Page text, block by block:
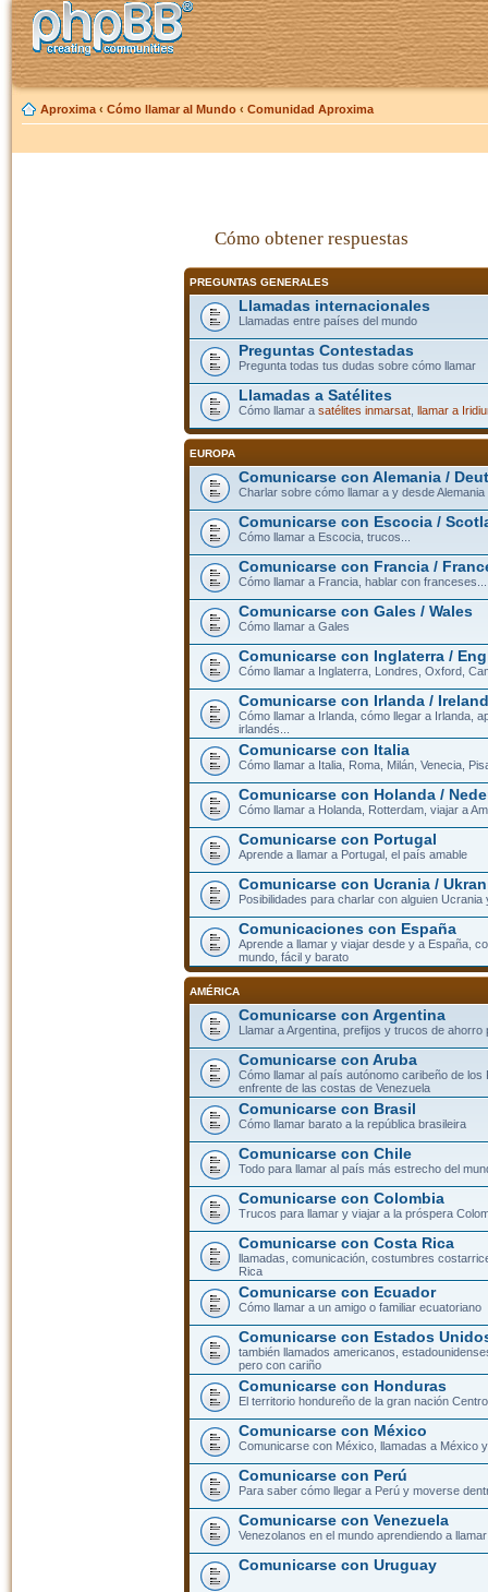
Aproxima ‹ Cómo llamar al Mundo ‹ Comunidad Aproxima
Cómo obtener respuestas
PREGUNTAS GENERALES
Llamadas internacionales
Llamadas entre países del mundo
Preguntas Contestadas
Pregunta todas tus dudas sobre cómo llamar
Llamadas a Satélites
Cómo llamar a satélites inmarsat, llamar a
EUROPA
Comunicarse con Alemania /
Charlar sobre cómo llamar a y desde Alemania
Comunicarse con Escocia /
Cómo llamar a Escocia, trucos...
Comunicarse con Francia /
Cómo llamar a Francia, hablar con franceses...
Comunicarse con Gales / Wales
Cómo llamar a Gales
Comunicarse con Inglaterra /
Cómo llamar a Inglaterra, Londres, Oxford,
Comunicarse con Irlanda / Ireland
Cómo llamar a Irlanda, cómo llegar a Irlanda,
irlandés...
Comunicarse con Italia
Cómo llamar a Italia, Roma, Milán, Venecia,
Comunicarse con Holanda /
Cómo llamar a Holanda, Rotterdam, viajar a
Comunicarse con Portugal
Aprende a llamar a Portugal, el país amable
Comunicarse con Ucrania /
Posibilidades para charlar con alguien Ucrania
Comunicaciones con España
Aprende a llamar y viajar desde y a España,
mundo, fácil y barato
AMÉRICA
Comunicarse con Argentina
Llamar a Argentina, prefijos y trucos de ahorro
Comunicarse con Aruba
Cómo llamar al país autónomo caribeño de los
enfrente de las costas de Venezuela
Comunicarse con Brasil
Cómo llamar barato a la república brasileira
Comunicarse con Chile
Todo para llamar al país más estrecho del
Comunicarse con Colombia
Trucos para llamar y viajar a la próspera
Comunicarse con Costa Rica
llamadas, comunicación, costumbres
Rica
Comunicarse con Ecuador
Cómo llamar a un amigo o familiar ecuatoriano
Comunicarse con Estados
también llamados americanos,
pero con cariño
Comunicarse con Honduras
El territorio hondureño de la gran nación
Comunicarse con México
Comunicarse con México, llamadas a México
Comunicarse con Perú
Para saber cómo llegar a Perú y moverse
Comunicarse con Venezuela
Venezolanos en el mundo aprendiendo a
Comunicarse con Uruguay